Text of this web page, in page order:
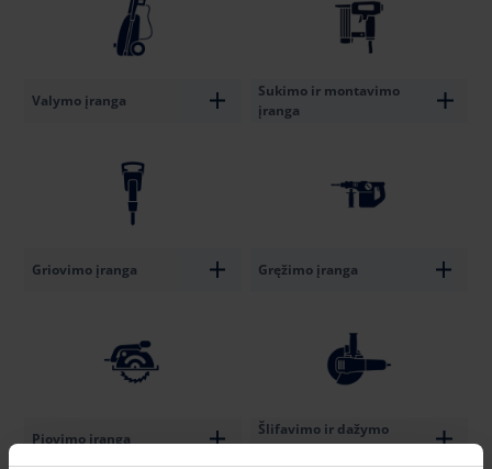
Valymo įranga
Sukimo ir montavimo
įranga
Griovimo įranga Gręžimo įranga
Pjovimo įranga
Šlifavimo ir dažymo
įranga